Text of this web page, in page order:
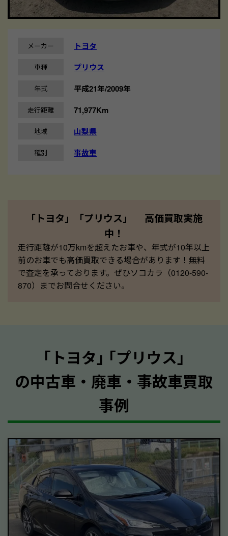
メーカー トヨタ
車種 プリウス
年式 平成21年/2009年
走行距離 71,977Km
地域 山梨県
種別 事故車
「トヨタ」「プリウス」 高価買取実施
中！
走行距離が10万kmを超えたお車や、年式が10年以上
前のお車でも高価買取できる場合があります！無料
で査定を承っております。ぜひソコカラ（0120-590-
870）までお問合せください。
｢トヨタ｣ ｢プリウス｣
の中古車・廃車・事故車買取
事例